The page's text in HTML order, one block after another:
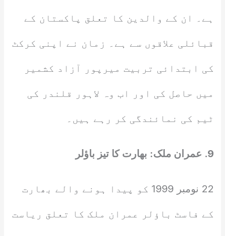
ہے۔ ان کے والدین کا تعلق پاکستان کے
قبائلی علاقوں سے ہے۔ زمان نے اپنی کرکٹ
کی ابتدائی تربیت میرپور آزاد کشمیر
میں حاصل کی اور اب وہ لاہور قلندر کی
ٹیم کی نمائندگی کر رہے ہیں۔
9. عمران ملک: بھارت کا تیز باؤلر
22 نومبر 1999 کو پیدا ہونے والے بھارت
کے فاسٹ باؤلر عمران ملک کا تعلق ریاست